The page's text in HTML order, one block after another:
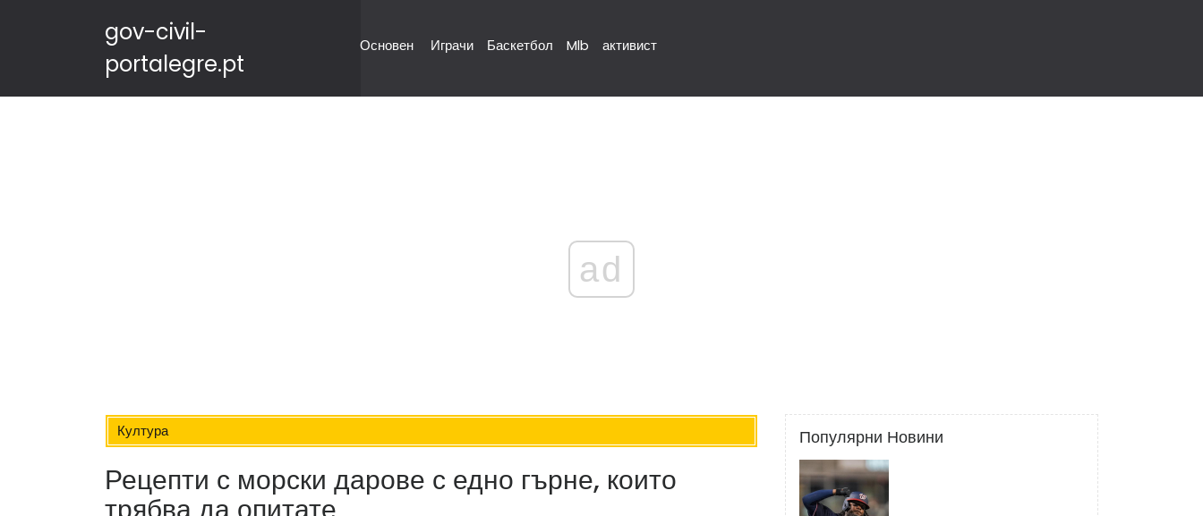
gov-civil-
portalegre.pt
Основен Играчи Баскетбол Mlb активист
ad
Култура
Рецепти с морски дарове с едно гърне, които
Популярни Новини